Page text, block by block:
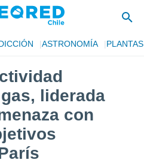
ASTRONOMÍA PLANTAS
liderada
con